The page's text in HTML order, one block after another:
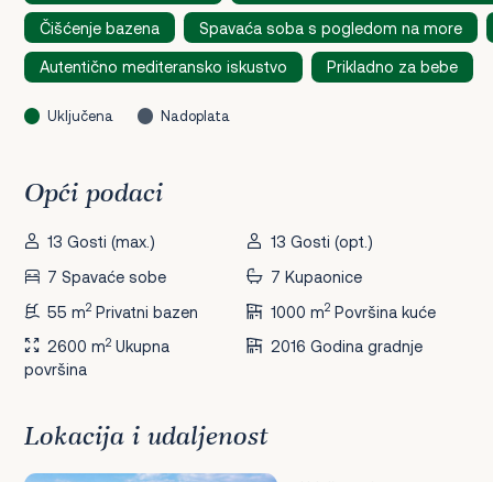
Čišćenje bazena Spavaća soba s pogledom na more
Autentično mediteransko iskustvo Prikladno za bebe
Uključena Nadoplata
Opći podaci
13 Gosti (max.)
13 Gosti (opt.)
7 Spavaće sobe
7 Kupaonice
55 m2 Privatni bazen 1000 m2Površina kuće
2600 m2 Ukupna
površina
2016 Godina gradnje
Lokacija i udaljenost